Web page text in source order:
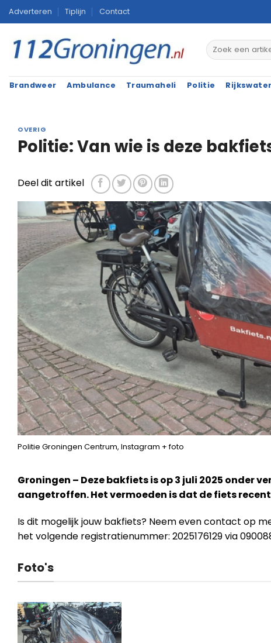
Ga
naar
inhoud
Adverteren Tiplijn Contact
Brandweer Ambulance Traumaheli Politie
OVERIG
Politie: Van wie is deze
Deel dit artikel
Politie Groningen Centrum, Instagram + foto
Groningen – Deze bakfiets is op 3 juli 2025 onder
aangetroffen. Het vermoeden is dat de fiets
Is dit mogelijk jouw bakfiets? Neem even contact op
het volgende registratienummer: 2025176129 via
Foto's